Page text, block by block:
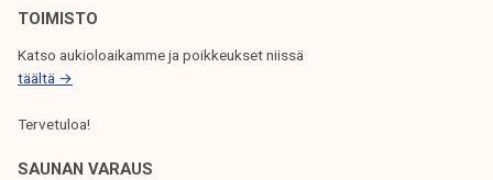
u
t
o
p
k
e
TOIMISTO
Katso aukioloaikamme ja poikkeukset niissä
täältä →
Tervetuloa!
SAUNAN VARAUS